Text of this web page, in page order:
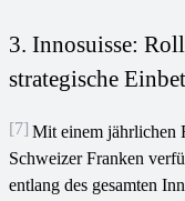
3. Innosuisse:
strategische
[7] Mit einem jährlichen
Schweizer Franken
entlang des gesamten